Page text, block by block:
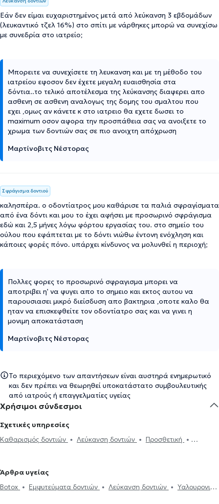
Εάν δεν είμαι ευχαριστημένος μετά από λεύκανση 3 εβδομάδων
(λευκαντικό τζελ 16%) στο σπίτι με νάρθηκες μπορώ να συνεχίσω
με συνεδρία στο ιατρείο;
Μπορειτε να συνεχίσετε τη λευκανση και με τη μέθοδο του
ιατρείου εφοσον δεν έχετε μεγαλη ευαισθησία στα
δόντια..το τελικό αποτέλεσμα της λεύκανσης διαφερει απο
ασθενη σε ασθενη αναλογως της δομης του σμαλτου που
εχει ,ομως αν κάνετε κ στο ιατρειο θα εχετε δωσει το
maximum οσον αφορα την προσπάθεια σας να ανοιξετε το
χρωμα των δοντιών σας σε πιο ανοιχτη απόχρωση
Μαρτίνοβιτς Νέστορας
Σφράγισμα δοντιού
καλησπέρα. ο οδοντίατρος μου καθάρισε τα παλιά σφραγίσματα
από ένα δόντι και μου το έχει αφήσει με προσωρινό σφράγισμα
εδώ και 2,5 μήνες λόγω φόρτου εργασίας του. στο σημείο του
ούλου που εφάπτεται με το δόντι νιώθω έντονη ενόχληση και
κάποιες φορές πόνο. υπάρχει κίνδυνος να μολυνθεί η περιοχή;
Πολλες φορες το προσωρινό σφραγισμα μπορει να
αποτριβει η' να φυγει απο το σημειο και εκτος αυτου να
παρουσιασει μικρό διείσδυση απο βακτηρια ,οποτε καλο θα
ηταν να επισκεφθείτε τον οδοντίατρο σας και να γινει η
μονιμη αποκατάσταση
Μαρτίνοβιτς Νέστορας
Το περιεχόμενο των απαντήσεων είναι αυστηρά ενημερωτικό
και δεν πρέπει να θεωρηθεί υποκατάστατο συμβουλευτικής
από ιατρούς ή επαγγελματίες υγείας
Χρήσιμοι σύνδεσμοι
Σχετικές υπηρεσίες
Καθαρισμός δοντιών
Λεύκανση δοντιών
Προσθετική
Απονεύρωση
στοματίτιδα
Υαλουρονικό Οξύ - Fillers Όψεις ρητίνης
Όψεις
Άρθρα υγείας
Botox
Εμφυτεύματα δοντιών Λεύκανση δοντιών
Υαλουρονικό